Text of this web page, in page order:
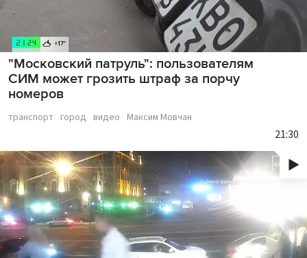
"Московский патруль": пользователям
СИМ может грозить штраф за порчу
номеров
транспорт город видео Максим Мовчан
21:30